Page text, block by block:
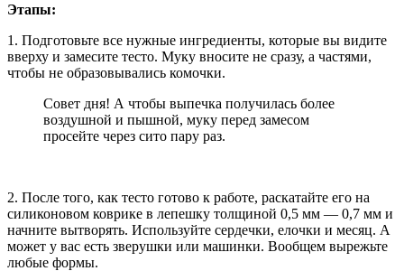
Этапы:
1. Подготовьте все нужные ингредиенты, которые вы видите
вверху и замесите тесто. Муку вносите не сразу, а частями,
чтобы не образовывались комочки.
Совет дня! А чтобы выпечка получилась более
воздушной и пышной, муку перед замесом
просейте через сито пару раз.
2. После того, как тесто готово к работе, раскатайте его на
силиконовом коврике в лепешку толщиной 0,5 мм — 0,7 мм и
начните вытворять. Используйте сердечки, елочки и месяц. А
может у вас есть зверушки или машинки. Вообщем вырежьте
любые формы.